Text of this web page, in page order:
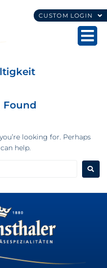
CUSTOM LOGIN
Found
looking for. Perhaps
help.